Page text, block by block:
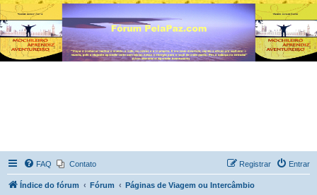
FAQ Contato Entrar
Registrar
Índice do fórum Fórum Páginas de Viagem ou Intercâmbio